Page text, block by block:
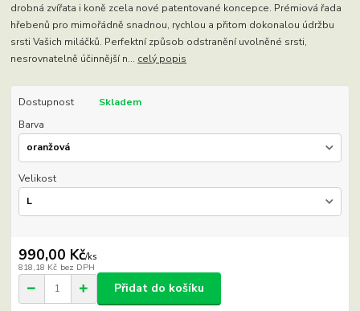
drobná zvířata i koně zcela nové patentované koncepce. Prémiová řada
hřebenů pro mimořádně snadnou, rychlou a přitom dokonalou údržbu
srsti Vašich miláčků. Perfektní způsob odstranění uvolněné srsti,
nesrovnatelně účinnější n... celý popis
Dostupnost
Skladem
Barva
Velikost
990,00 Kč/ks
818,18 Kč bez DPH
Přidat do košíku